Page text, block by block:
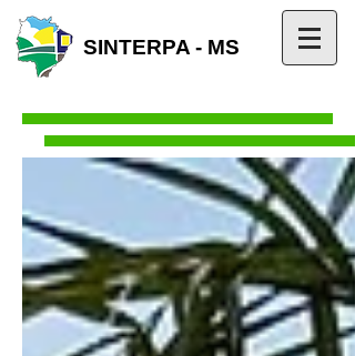
SINTERPA - MS